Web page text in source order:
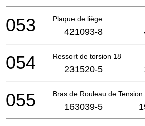
Plaque de liège
053 421093-8
Ressort de torsion 18
054 231520-5
Bras de Rouleau de Tension
055 163039-5